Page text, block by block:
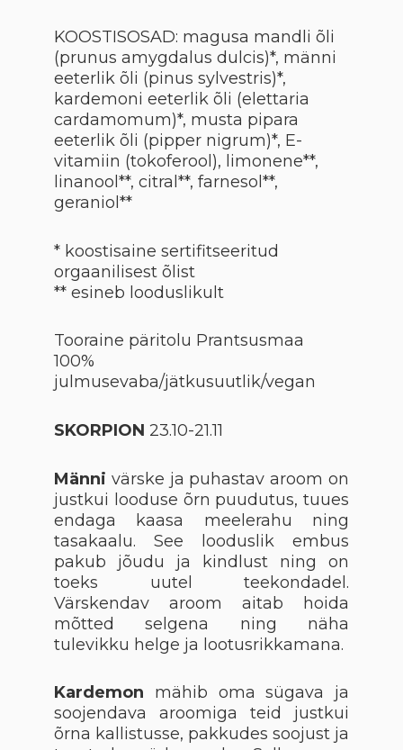
KOOSTISOSAD: magusa mandli õli
(prunus amygdalus dulcis)*, männi
eeterlik õli (pinus sylvestris)*,
kardemoni eeterlik õli (elettaria
cardamomum)*, musta pipara
eeterlik õli (pipper nigrum)*, E-
vitamiin (tokoferool), limonene**,
linanool**, citral**, farnesol**,
geraniol**
* koostisaine sertifitseeritud
orgaanilisest õlist
** esineb looduslikult
Tooraine päritolu Prantsusmaa
100%
julmusevaba/jätkusuutlik/vegan
SKORPION 23.10-21.11
Männi värske ja puhastav aroom on
justkui looduse õrn puudutus, tuues
endaga kaasa meelerahu ning
tasakaalu. See looduslik embus
pakub jõudu ja kindlust ning on
toeks uutel teekondadel.
Värskendav aroom aitab hoida
mõtted selgena ning näha
tulevikku helge ja lootusrikkamana.
Kardemon mähib oma sügava ja
soojendava aroomiga teid justkui
õrna kallistusse, pakkudes soojust ja